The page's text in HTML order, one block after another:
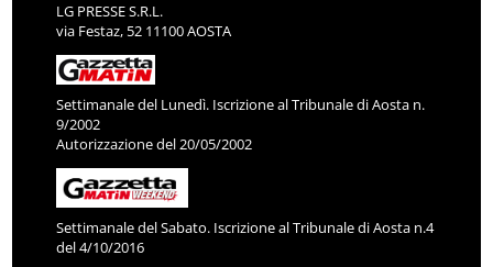
LG PRESSE S.R.L.
via Festaz, 52 11100 AOSTA
Settimanale del Lunedì. Iscrizione al Tribunale di Aosta n.
9/2002
Autorizzazione del 20/05/2002
Settimanale del Sabato. Iscrizione al Tribunale di Aosta n.4
del 4/10/2016